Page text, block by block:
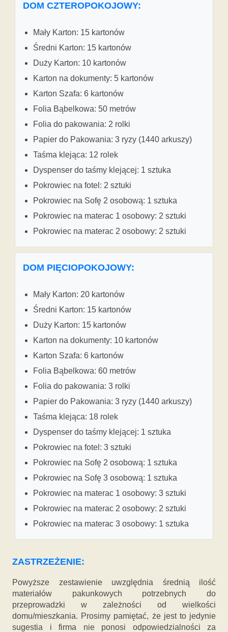
DOM CZTEROPOKOJOWY:
Mały Karton: 15 kartonów
Średni Karton: 15 kartonów
Duży Karton: 10 kartonów
Karton na dokumenty: 5 kartonów
Karton Szafa: 6 kartonów
Folia Bąbelkowa: 50 metrów
Folia do pakowania: 2 rolki
Papier do Pakowania: 3 ryzy (1440 arkuszy)
Taśma klejąca: 12 rolek
Dyspenser do taśmy klejącej: 1 sztuka
Pokrowiec na fotel: 2 sztuki
Pokrowiec na Sofę 2 osobową: 1 sztuka
Pokrowiec na materac 1 osobowy: 2 sztuki
Pokrowiec na materac 2 osobowy: 2 sztuki
DOM PIĘCIOPOKOJOWY:
Mały Karton: 20 kartonów
Średni Karton: 15 kartonów
Duży Karton: 15 kartonów
Karton na dokumenty: 10 kartonów
Karton Szafa: 6 kartonów
Folia Bąbelkowa: 60 metrów
Folia do pakowania: 3 rolki
Papier do Pakowania: 3 ryzy (1440 arkuszy)
Taśma klejąca: 18 rolek
Dyspenser do taśmy klejącej: 1 sztuka
Pokrowiec na fotel: 3 sztuki
Pokrowiec na Sofę 2 osobową: 1 sztuka
Pokrowiec na Sofę 3 osobową: 1 sztuka
Pokrowiec na materac 1 osobowy: 3 sztuki
Pokrowiec na materac 2 osobowy: 2 sztuki
Pokrowiec na materac 3 osobowy: 1 sztuka
ZASTRZEŻENIE:
Powyższe zestawienie uwzględnia średnią ilość
materiałów pakunkowych potrzebnych do
przeprowadzki w zależności od wielkości
domu/mieszkania. Prosimy pamiętać, że jest to jedynie
sugestia i firma nie ponosi odpowiedzialności za